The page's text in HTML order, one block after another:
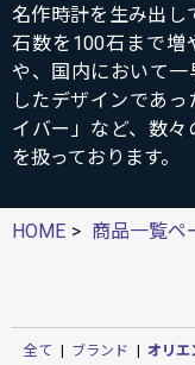
名作時計を生み出し
石数を100石まで増
や、国内において
したデザインであ
イバー」など、数
を扱っております。
HOME 商品一覧ペ
全て ブランド オリエ